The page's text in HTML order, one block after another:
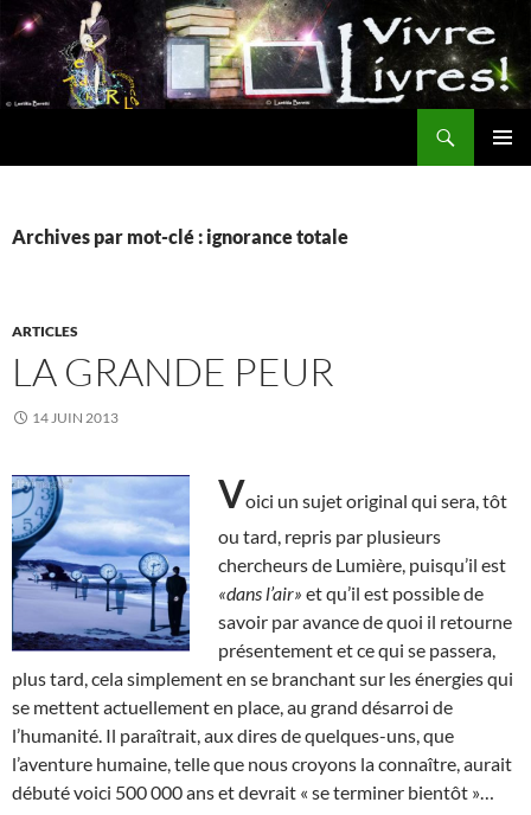
Aller
au
contenu
Archives par mot-clé : ignorance totale
ARTICLES
LA GRANDE PEUR
14 JUIN 2013
Voici un sujet original qui sera, tôt
ou tard, repris par plusieurs
chercheurs de Lumière, puisqu’il est
«dans l’air» et qu’il est possible de
savoir par avance de quoi il retourne
présentement et ce qui se passera,
plus tard, cela simplement en se branchant sur les énergies qui
se mettent actuellement en place, au grand désarroi de
l’humanité. Il paraîtrait, aux dires de quelques-uns, que
l’aventure humaine, telle que nous croyons la connaître, aurait
débuté voici 500 000 ans et devrait « se terminer bientôt »…